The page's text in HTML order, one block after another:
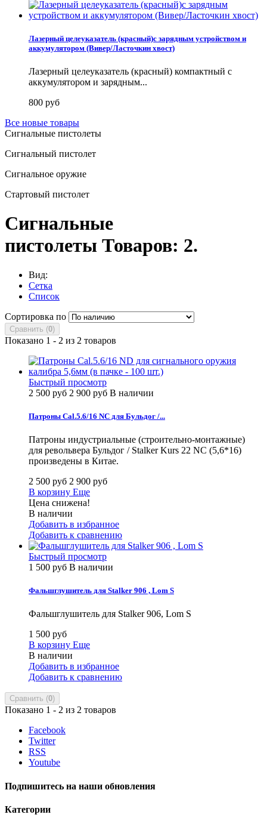
Лазерный целеуказатель (красный)с зарядным устройством и
аккумулятором (Вивер/Ласточкин хвост)
Лазерный целеуказатель (красный) компактный с
аккумулятором и зарядным...
800 руб
Все новые товары
Сигнальные пистолеты
Сигнальный пистолет
Сигнальное оружие
Стартовый пистолет
Сигнальные
пистолеты Товаров: 2.
Вид:
Сетка
Список
Сортировка по
Сравнить (0)
Показано 1 - 2 из 2 товаров
Быстрый просмотр
2 500 руб 2 900 руб В наличии
Патроны Cal.5.6/16 NC для Бульдог /...
Патроны индустриальные (строительно-монтажные)
для револьвера Бульдог / Stalker Kurs 22 NC (5,6*16)
произведены в Китае.
2 500 руб 2 900 руб
В корзину Еще
Цена снижена!
В наличии
Добавить в избранное
Добавить к сравнению
Быстрый просмотр
1 500 руб В наличии
Фальшглушитель для Stalker 906 , Lom S
Фальшглушитель для Stalker 906, Lom S
1 500 руб
В корзину Еще
В наличии
Добавить в избранное
Добавить к сравнению
Сравнить (0)
Показано 1 - 2 из 2 товаров
Facebook
Twitter
RSS
Youtube
Подпишитесь на наши обновления
Категории